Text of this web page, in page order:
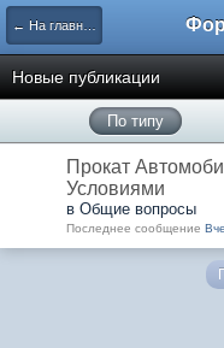
← На главную
Новые публикации
По типу
Прокат
Условиями
в Общие вопросы
Последнее сообщение